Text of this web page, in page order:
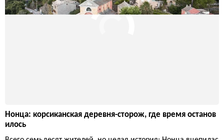
Нонца: корсиканская деревня-сторож, где время останов
илось